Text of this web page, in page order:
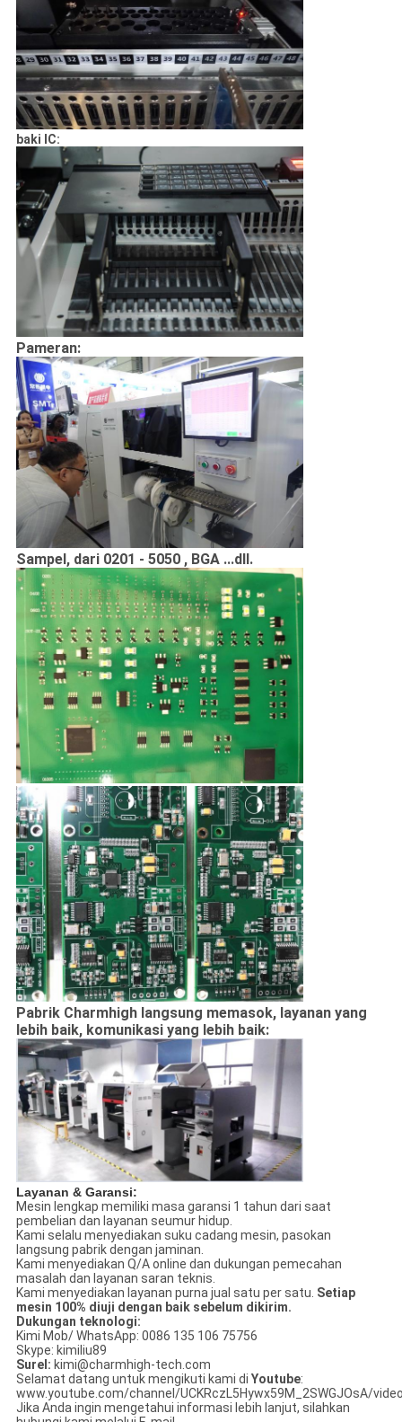
baki IC:
Pameran:
Sampel, dari 0201 - 5050 , BGA ...dll.
Pabrik Charmhigh langsung memasok, layanan yang
lebih baik, komunikasi yang lebih baik:
Layanan & Garansi:
Mesin lengkap memiliki masa garansi 1 tahun dari saat
pembelian dan layanan seumur hidup.
Kami selalu menyediakan suku cadang mesin, pasokan
langsung pabrik dengan jaminan.
Kami menyediakan Q/A online dan dukungan pemecahan
masalah dan layanan saran teknis.
Kami menyediakan layanan purna jual satu per satu. Setiap
mesin 100% diuji dengan baik sebelum dikirim.
Dukungan teknologi:
Kimi Mob/ WhatsApp: 0086 135 106 75756
Skype: kimiliu89
Surel: kimi@charmhigh-tech.com
Selamat datang untuk mengikuti kami di Youtube:
www.youtube.com/channel/UCKRczL5Hywx59M_2SWGJOsA/
Jika Anda ingin mengetahui informasi lebih lanjut, silahkan